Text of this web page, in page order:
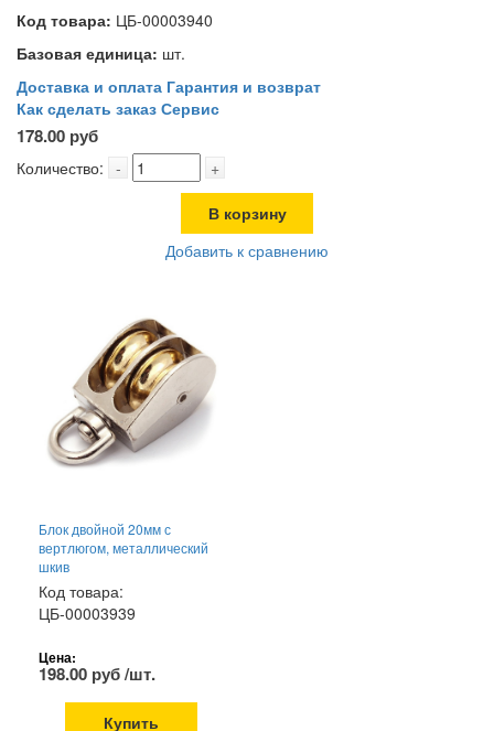
Код товара: ЦБ-00003940
Базовая единица: шт.
Доставка и оплата Гарантия и возврат
Как сделать заказ Сервис
178.00 руб
Количество: - +
В корзину
Добавить к сравнению
Блок двойной 20мм с
вертлюгом, металлический
шкив
Код товара:
ЦБ-00003939
Цена:
198.00 руб /шт.
Купить